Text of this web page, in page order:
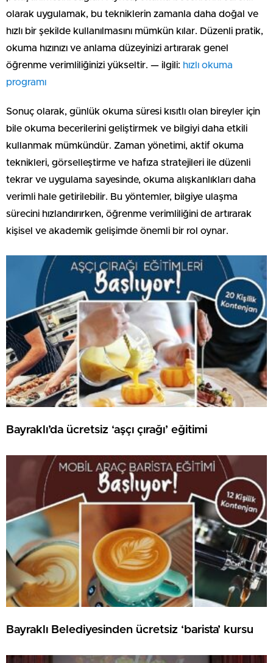
olarak uygulamak, bu tekniklerin zamanla daha doğal ve
hızlı bir şekilde kullanılmasını mümkün kılar. Düzenli pratik,
okuma hızınızı ve anlama düzeyinizi artırarak genel
öğrenme verimliliğinizi yükseltir. — ilgili: hızlı okuma
programı
Sonuç olarak, günlük okuma süresi kısıtlı olan bireyler için
bile okuma becerilerini geliştirmek ve bilgiyi daha etkili
kullanmak mümkündür. Zaman yönetimi, aktif okuma
teknikleri, görselleştirme ve hafıza stratejileri ile düzenli
tekrar ve uygulama sayesinde, okuma alışkanlıkları daha
verimli hale getirilebilir. Bu yöntemler, bilgiye ulaşma
sürecini hızlandırırken, öğrenme verimliliğini de artırarak
kişisel ve akademik gelişimde önemli bir rol oynar.
Bayraklı’da ücretsiz ‘aşçı çırağı’ eğitimi
Bayraklı Belediyesinden ücretsiz ‘barista’ kursu